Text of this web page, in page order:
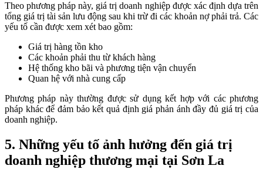
Theo phương pháp này, giá trị doanh nghiệp được xác định dựa trên
tổng giá trị tài sản lưu động sau khi trừ đi các khoản nợ phải trả. Các
yếu tố cần được xem xét bao gồm:
Giá trị hàng tồn kho
Các khoản phải thu từ khách hàng
Hệ thống kho bãi và phương tiện vận chuyển
Quan hệ với nhà cung cấp
Phương pháp này thường được sử dụng kết hợp với các phương
pháp khác để đảm bảo kết quả định giá phản ánh đầy đủ giá trị của
doanh nghiệp.
5. Những yếu tố ảnh hưởng đến giá trị
doanh nghiệp thương mại tại Sơn La